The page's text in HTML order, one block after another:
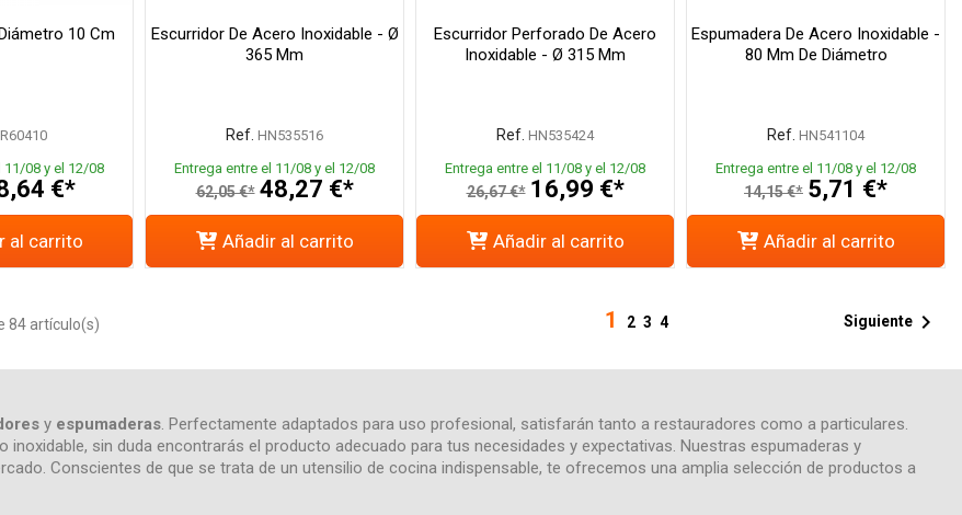
10 Cm
11/08 y el 12/08
€*
al carrito
Escurridor De Acero Inoxidable - Ø
365 Mm
Ref. HN535516
Entrega entre el 11/08 y el 12/08
62,05 €* 48,27 €*
Añadir al carrito
Escurridor Perforado De Acero
Inoxidable - Ø 315 Mm
Ref. HN535424
Entrega entre el 11/08 y el 12/08
26,67 €* 16,99 €*
Añadir al carrito
Espumadera De Acero Inoxidable -
80 Mm De Diámetro
Ref. HN541104
Entrega entre el 11/08 y el 12/08
14,15 €* 5,71 €*
Añadir al carrito
84 artículo(s) 1 234 Siguiente
y espumaderas. Perfectamente adaptados para uso profesional, satisfarán tanto a restauradores como a particulares.
sin duda encontrarás el producto adecuado para tus necesidades y expectativas. Nuestras espumaderas y
Conscientes de que se trata de un utensilio de cocina indispensable, te ofrecemos una amplia selección de productos a